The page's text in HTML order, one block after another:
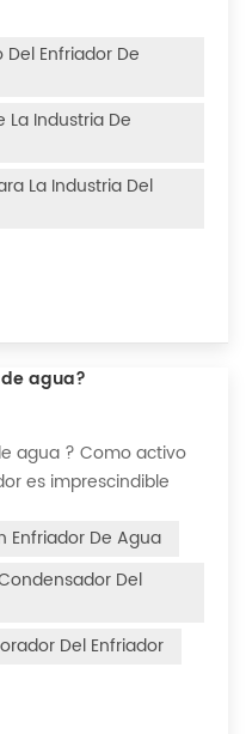
no bajará más.
eficiencia de
[análisis de falla]
en el sistema, la
la presión...
Enfriador De
La Industria De
La Industria Del
agua?
agua ? Como activo
es imprescindible
que la operación a
incrustaciones
lo que
de trabaj...
Enfriador De Agua
Del
Del Enfriador